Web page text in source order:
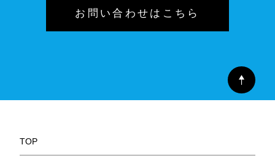
お問い合わせはこちら
TOP